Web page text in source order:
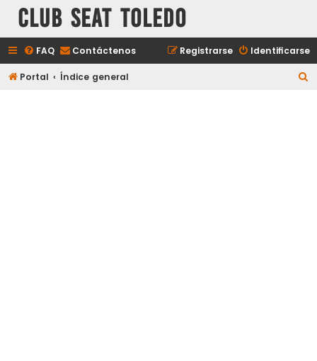
Club Seat Toledo
FAQ Contáctenos Identificarse
Registrarse
Portal Índice general